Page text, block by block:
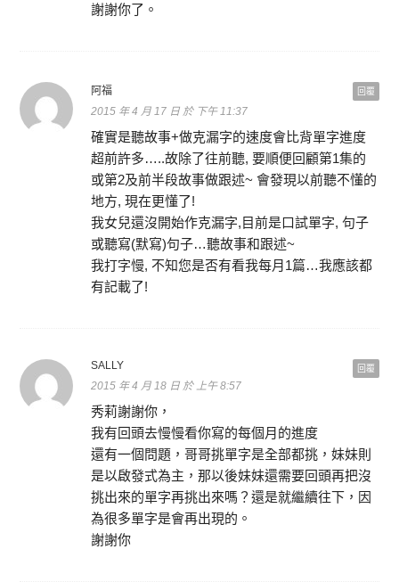
謝謝你了。
回覆
阿福
2015 年 4 月 17 日 於 下午 11:37
確實是聽故事+做克漏字的速度會比背單字進度
超前許多…..故除了往前聽, 要順便回顧第1集的
或第2及前半段故事做跟述~ 會發現以前聽不懂的
地方, 現在更懂了!
我女兒還沒開始作克漏字,目前是口試單字, 句子
或聽寫(默寫)句子…聽故事和跟述~
我打字慢, 不知您是否有看我每月1篇…我應該都
有記載了!
回覆
SALLY
2015 年 4 月 18 日 於 上午 8:57
秀莉謝謝你，
我有回頭去慢慢看你寫的每個月的進度
還有一個問題，哥哥挑單字是全部都挑，妹妹則
是以啟發式為主，那以後妹妹還需要回頭再把沒
挑出來的單字再挑出來嗎？還是就繼續往下，因
為很多單字是會再出現的。
謝謝你